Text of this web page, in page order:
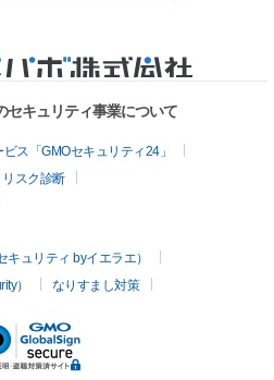
セキュリティ事業について
ス「GMOセキュリティ24」
スク診断
ュリティ byイエラエ）
）
なりすまし対策